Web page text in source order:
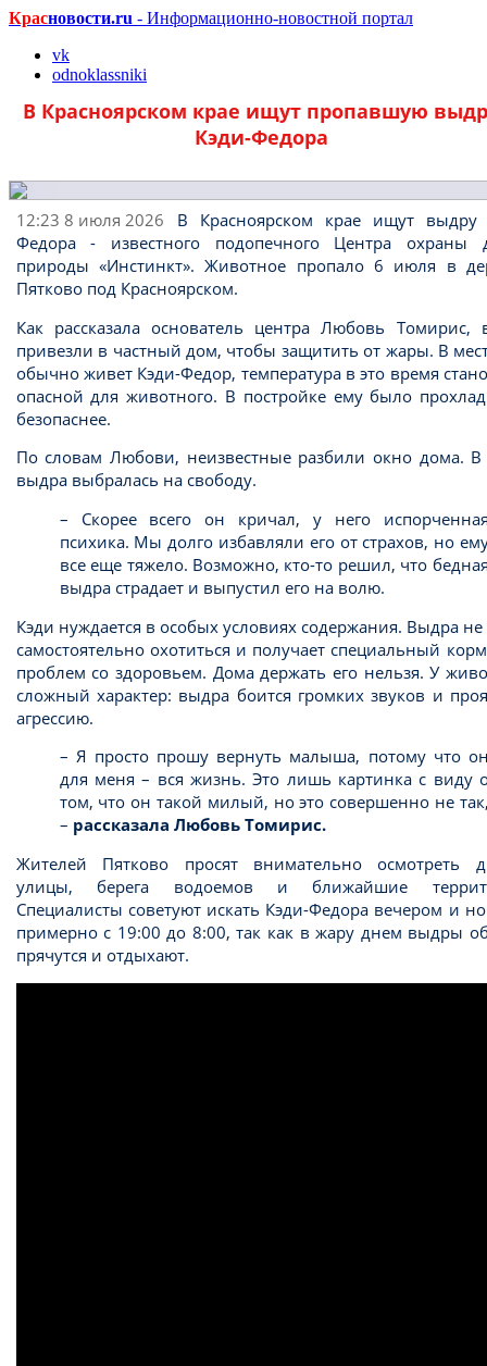
Красновости.ru - Информационно-новостной портал
vk
odnoklassniki
В Красноярском крае ищут пропавшую
Кэди-Федора
12:23 8 июля 2026
В Красноярском крае ищут выдру
Федора - известного подопечного Центра охраны
природы «Инстинкт». Животное пропало 6 июля в
Пятково под Красноярском.
Как рассказала основатель центра Любовь Томирис,
привезли в частный дом, чтобы защитить от жары. В
обычно живет Кэди-Федор, температура в это время
опасной для животного. В постройке ему было
безопаснее.
По словам Любови, неизвестные разбили окно дома. В
выдра выбралась на свободу.
– Скорее всего он кричал, у него
психика. Мы долго избавляли его от страхов, но
все еще тяжело. Возможно, кто-то решил, что
выдра страдает и выпустил его на волю.
Кэди нуждается в особых условиях содержания. Выдра не
самостоятельно охотиться и получает специальный
проблем со здоровьем. Дома держать его нельзя. У
сложный характер: выдра боится громких звуков и
агрессию.
– Я просто прошу вернуть малыша, потому что
для меня – вся жизнь. Это лишь картинка с виду
том, что он такой милый, но это совершенно не
– рассказала Любовь Томирис.
Жителей Пятково просят внимательно осмотреть
улицы, берега водоемов и ближайшие
Специалисты советуют искать Кэди-Федора вечером и
примерно с 19:00 до 8:00, так как в жару днем выдры
прячутся и отдыхают.